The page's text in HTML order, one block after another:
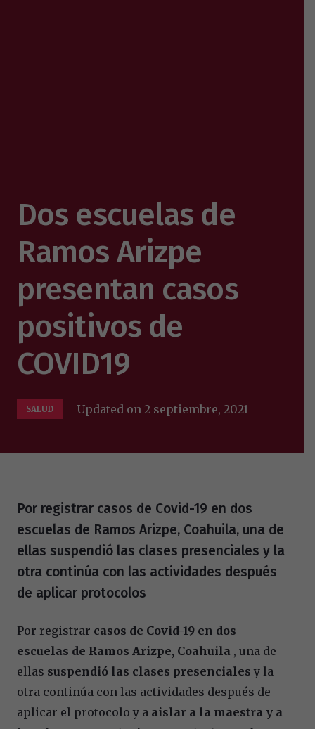
Dos escuelas de
Ramos Arizpe
presentan casos
positivos de
COVID19
SALUD Updated on2 septiembre, 2021
Por registrar casos de Covid-19 en dos
escuelas de Ramos Arizpe, Coahuila, una de
ellas suspendió las clases presenciales y la
otra continúa con las actividades después
de aplicar protocolos
Por registrar casos de Covid-19 en dos
escuelas de Ramos Arizpe, Coahuila , una de
ellas suspendió las clases presenciales y la
otra continúa con las actividades después de
aplicar el protocolo y a aislar a la maestra y a